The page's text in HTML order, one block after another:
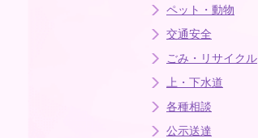
ペット・動物
交通安全
ごみ・リサイクル
上・下水道
各種相談
公示送達